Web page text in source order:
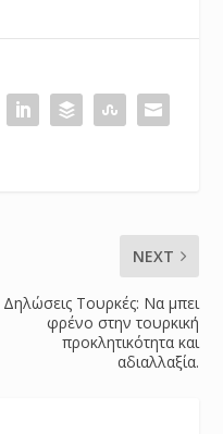
NEXT
Δηλώσεις Τουρκές: Να μπει
φρένο στην τουρκική
προκλητικότητα και
αδιαλλαξία.